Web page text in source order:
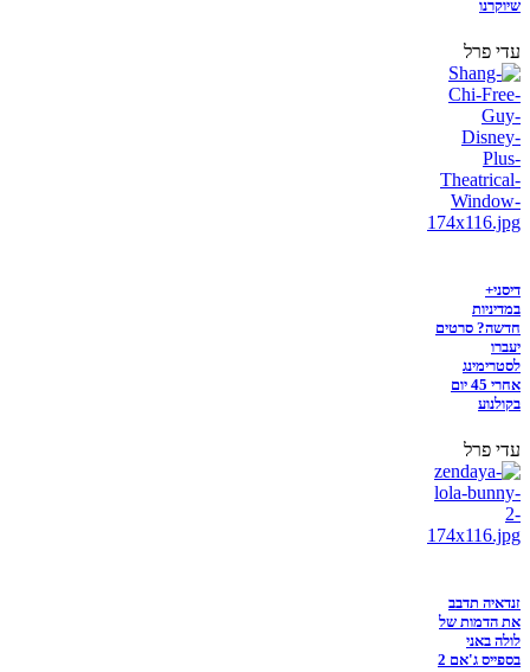
שיוקרנו
עדי פרל
דיסני+
במדיניות
חדשה? סרטים
יעברו
לסטרימינג
אחרי 45 יום
בקולנוע
עדי פרל
זנדאיה תדבב
את הדמות של
לולה באני
בספייס ג'אם 2